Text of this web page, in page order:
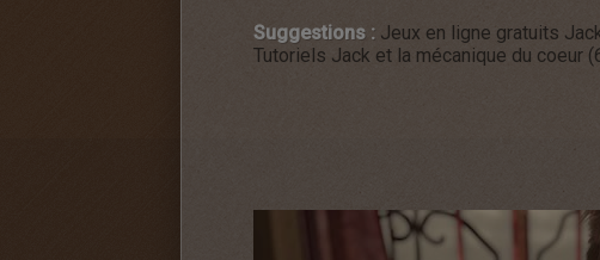
Suggestions : Jeux en ligne gratuits
Tutoriels Jack et la mécanique du coeur